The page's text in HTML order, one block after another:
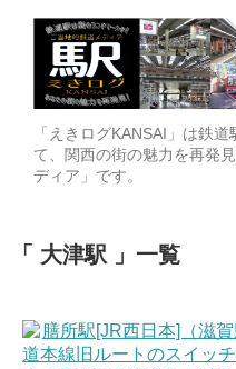
「えきログKANSAI」は鉄
て、関西の街の魅力を再発
ディア」です。
大津駅 一覧